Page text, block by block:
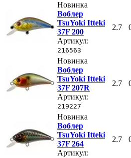
Новинка
Воблер
TsuYoki Itteki
37F 200
Артикул:
216563
2.7
Новинка
Воблер
TsuYoki Itteki
37F 207R
Артикул:
219227
2.7
Новинка
Воблер
TsuYoki Itteki
37F 264
Артикул:
2.7